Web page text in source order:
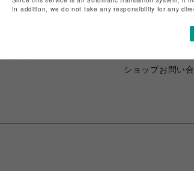
ショップ名
ショップお問い
In addition, we do not take any responsibility for any